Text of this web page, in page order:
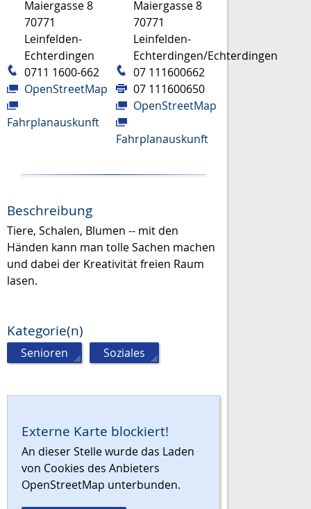
Maiergasse 8
70771
Leinfelden-
Echterdingen
0711 1600-662
OpenStreetMap
Fahrplanauskunft
Maiergasse 8
70771
Leinfelden-
Echterdingen/Echterdingen
07 111600662
07 111600650
OpenStreetMap
Fahrplanauskunft
Beschreibung
Tiere, Schalen, Blumen -- mit den
Händen kann man tolle Sachen machen
und dabei der Kreativität freien Raum
lasen.
Kategorie(n)
Senioren Soziales
Externe Karte blockiert!
An dieser Stelle wurde das Laden
von Cookies des Anbieters
OpenStreetMap unterbunden.